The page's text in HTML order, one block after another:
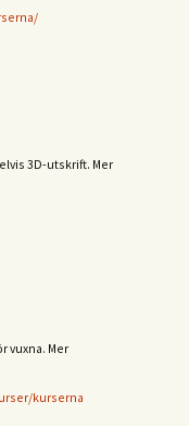
3D-utskrift. Mer
vuxna. Mer
kurserna